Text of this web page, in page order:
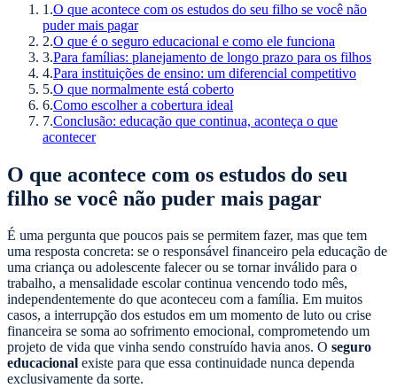
1 .O que acontece com os estudos do seu filho se você não
puder mais pagar
2.O que é o seguro educacional e como ele funciona
3.Para famílias: planejamento de longo prazo para os filhos
4.Para instituições de ensino: um diferencial competitivo
5.O que normalmente está coberto
6.Como escolher a cobertura ideal
7.Conclusão: educação que continua, aconteça o que
acontecer
O que acontece com os estudos do seu
filho se você não puder mais pagar
É uma pergunta que poucos pais se permitem fazer, mas que tem
uma resposta concreta: se o responsável financeiro pela educação de
uma criança ou adolescente falecer ou se tornar inválido para o
trabalho, a mensalidade escolar continua vencendo todo mês,
independentemente do que aconteceu com a família. Em muitos
casos, a interrupção dos estudos em um momento de luto ou crise
financeira se soma ao sofrimento emocional, comprometendo um
projeto de vida que vinha sendo construído havia anos. O seguro
educacional existe para que essa continuidade nunca dependa
exclusivamente da sorte.